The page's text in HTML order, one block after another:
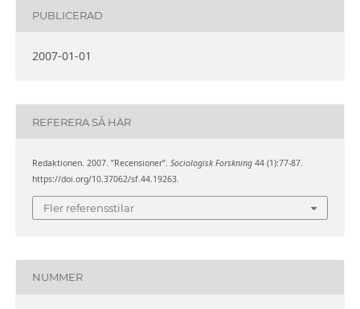
PUBLICERAD
2007-01-01
REFERERA SÅ HÄR
Redaktionen. 2007. ”Recensioner”. Sociologisk Forskning44 (1):77-87.
https://doi.org/10.37062/sf.44.19263.
Fler referensstilar
NUMMER